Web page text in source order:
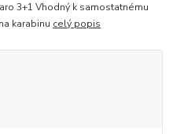
3+1 Vhodný k samostatnému
karabinu celý popis